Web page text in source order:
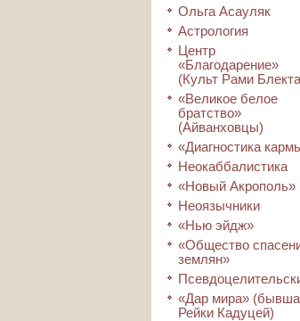
Ольга Асауляк
Астрология
Центр
«Благодарение»
(Культ Рами
«Великое белое
братство»
(Айванховцы)
«Диагностика
Неокаббалистика
«Новый Акрополь»
Неоязычники
«Нью эйдж»
«Общество
землян»
«Дар мира»
Рейки Кадуцей)